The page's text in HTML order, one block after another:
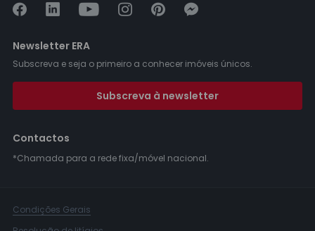
Newsletter ERA
Subscreva e seja o primeiro a conhecer imóveis únicos.
Subscreva à newsletter
Contactos
*Chamada para a rede fixa/móvel nacional.
Condições Gerais